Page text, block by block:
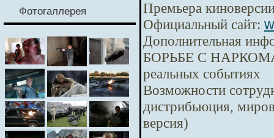
Фотогаллерея
Премьера
Официальный сайт:
Дополнительная
БОРЬБЕ С
реальных событиях
Возможности
дистрибьюция,
версия)